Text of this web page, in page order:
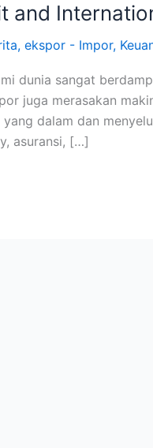
and
, ekspor - Impor,
dunia sangat
juga merasakan
yang dalam dan
asuransi, […]